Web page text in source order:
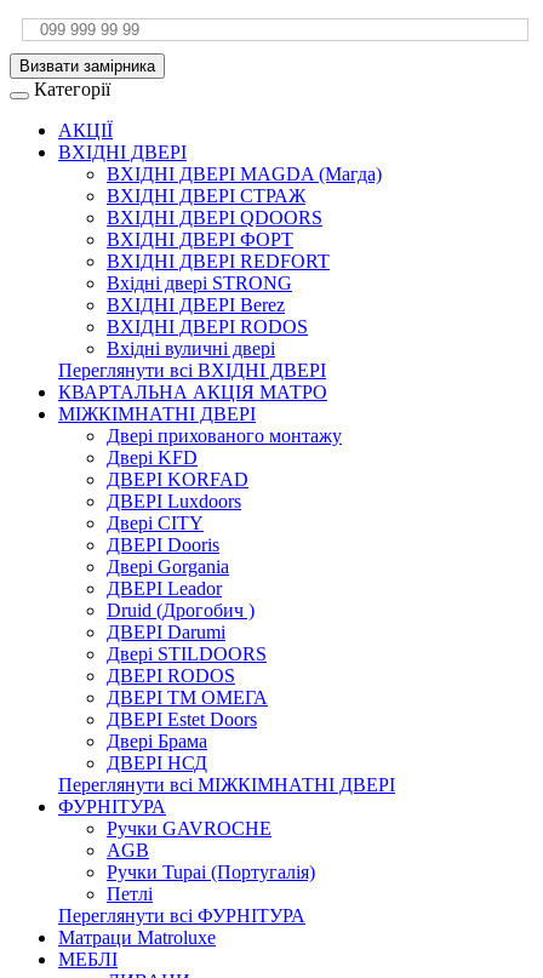
Визвати замірника
Категорії
АКЦІЇ
ВХІДНІ ДВЕРІ
ВХІДНІ ДВЕРІ МAGDA (Магда)
ВХІДНІ ДВЕРІ СТРАЖ
ВХІДНІ ДВЕРІ QDOORS
ВХІДНІ ДВЕРІ ФОРТ
ВХІДНІ ДВЕРІ REDFORT
Вхідні двері STRONG
ВХІДНІ ДВЕРІ Berez
ВХІДНІ ДВЕРІ RODOS
Вхідні вуличні двері
Переглянути всі ВХІДНІ ДВЕРІ
КВАРТАЛЬНА АКЦІЯ МАТРО
МІЖКІМНАТНІ ДВЕРІ
Двері прихованого монтажу
Двері KFD
ДВЕРІ KORFAD
ДВЕРІ Luxdoors
Двері CITY
ДВЕРІ Dooris
Двері Gorgania
ДВЕРІ Leador
Druid (Дрогобич )
ДВЕРІ Darumi
Двері STILDOORS
ДВЕРІ RODOS
ДВЕРІ ТМ ОМЕГА
ДВЕРІ Estet Doors
Двері Брама
ДВЕРІ НСД
Переглянути всі МІЖКІМНАТНІ ДВЕРІ
ФУРНІТУРА
Ручки GAVROCHE
AGB
Ручки Tupai (Португалія)
Петлі
Переглянути всі ФУРНІТУРА
Матраци Matroluxe
МЕБЛІ